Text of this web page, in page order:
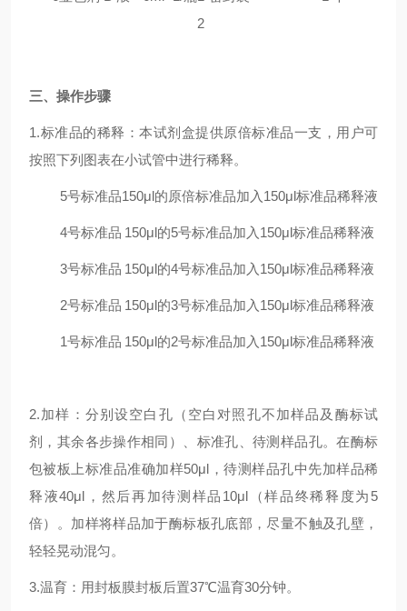
2
三、操作步骤
1.标准品的稀释：本试剂盒提供原倍标准品一支，用户可
按照下列图表在小试管中进行稀释。
5号标准品150μl的原倍标准品加入150μl标准品稀释液
4号标准品 150μl的5号标准品加入150μl标准品稀释液
3号标准品 150μl的4号标准品加入150μl标准品稀释液
2号标准品 150μl的3号标准品加入150μl标准品稀释液
1号标准品 150μl的2号标准品加入150μl标准品稀释液
2.加样：分别设空白孔（空白对照孔不加样品及酶标试
剂，其余各步操作相同）、标准孔、待测样品孔。在酶标
包被板上标准品准确加样50μl，待测样品孔中先加样品稀
释液40μl，然后再加待测样品10μl（样品终稀释度为5
倍）。加样将样品加于酶标板孔底部，尽量不触及孔壁，
轻轻晃动混匀。
3.温育：用封板膜封板后置37℃温育30分钟。